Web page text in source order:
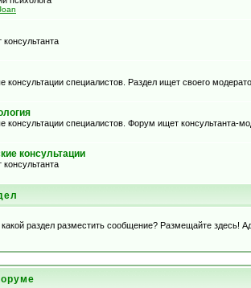
консультации специалистов. Раздел ищет своего
консультации специалистов. Форум ищет консультанта-
консультации
раздел разместить сообщение? Размещайте здесь!